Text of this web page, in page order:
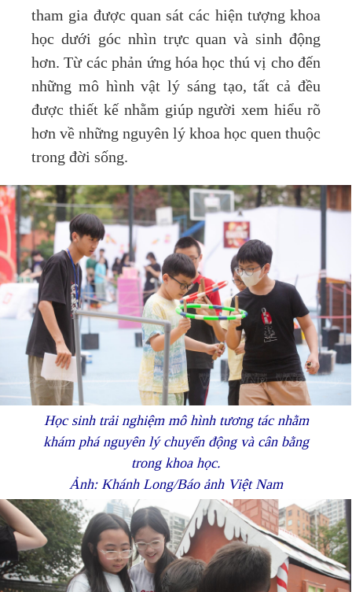
tham gia được quan sát các hiện tượng khoa
học dưới góc nhìn trực quan và sinh động
hơn. Từ các phản ứng hóa học thú vị cho đến
những mô hình vật lý sáng tạo, tất cả đều
được thiết kế nhằm giúp người xem hiểu rõ
hơn về những nguyên lý khoa học quen thuộc
trong đời sống.
Học sinh trải nghiệm mô hình tương tác nhằm
khám phá nguyên lý chuyển động và cân bằng
trong khoa học.
Ảnh: Khánh Long/Báo ảnh Việt Nam